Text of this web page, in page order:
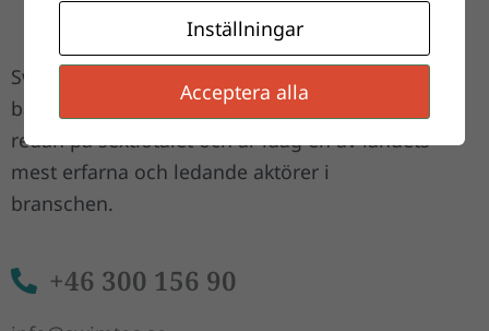
Swimtec AB har en historia i
badvattenreningsbranschen som startade
redan på sextiotalet och är idag en av landets
mest erfarna och ledande aktörer i
branschen.
+46 300 156 90
Inställningar
Acceptera alla